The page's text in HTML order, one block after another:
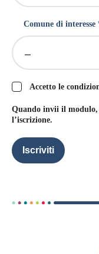
Comune di interesse
–
Accetto le
Quando invii il
l’iscrizione.
Iscriviti